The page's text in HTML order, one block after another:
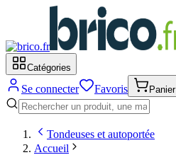
Catégories
Se connecter Favoris Panier
Tondeuses et autoportée
Accueil